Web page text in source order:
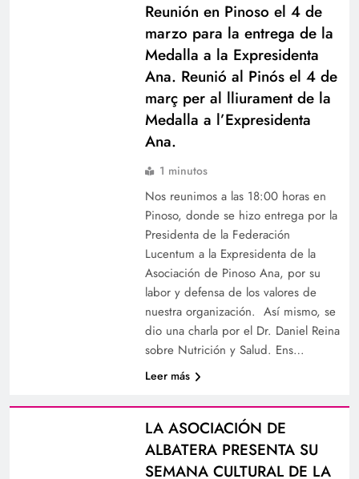
Reunión en Pinoso el 4 de
marzo para la entrega de la
Medalla a la Expresidenta
Ana. Reunió al Pinós el 4 de
març per al lliurament de la
Medalla a l’Expresidenta
Ana.
1 minutos
Nos reunimos a las 18:00 horas en
Pinoso, donde se hizo entrega por la
Presidenta de la Federación
Lucentum a la Expresidenta de la
Asociación de Pinoso Ana, por su
labor y defensa de los valores de
nuestra organización. Así mismo, se
dio una charla por el Dr. Daniel Reina
sobre Nutrición y Salud. Ens…
Leer más
LA ASOCIACIÓN DE
ALBATERA PRESENTA SU
SEMANA CULTURAL DE LA